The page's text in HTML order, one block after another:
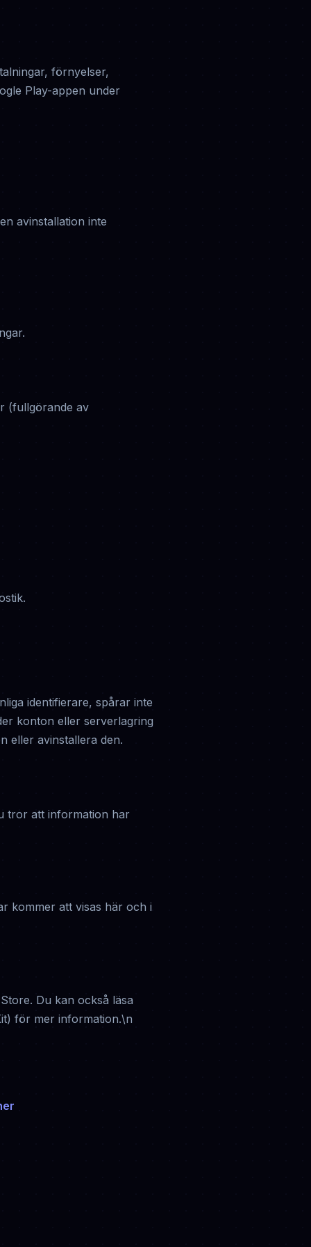
förnyelser,
Play-appen under
avinstallation inte
(fullgörande av
identifierare, spårar inte
konton eller serverlagring
eller avinstallera den.
tror att information har
kommer att visas här och i
Du kan också läsa
för mer information.\n